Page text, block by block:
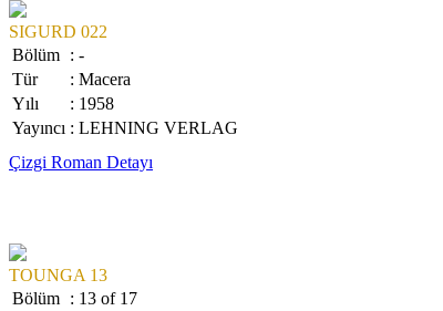
SIGURD 022
Bölüm : -
Tür
: Macera
Yılı
: 1958
Yayıncı : LEHNING VERLAG
Çizgi Roman Detayı
TOUNGA 13
Bölüm : 13 of 17